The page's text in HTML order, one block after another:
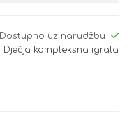
Dostupno uz narudžbu
Dječja kompleksna igrala